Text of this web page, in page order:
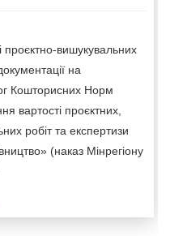
проєктно-вишукувальних
на
Кошторисних Норм
вартості проєктних,
робіт та експертизи
(наказ Мінрегіону